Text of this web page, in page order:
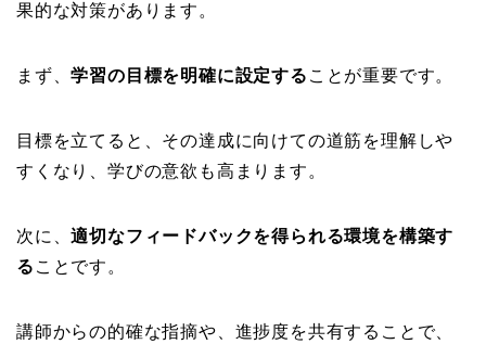
果的な対策があります。
まず、学習の目標を明確に設定する ことが重要です。
目標を立てると、その達成に向けての道筋を理解しや
すくなり、学びの意欲も高まります。
次に、適切なフィードバックを得られる環境を構築す
る ことです。
講師からの的確な指摘や、進捗度を共有することで、